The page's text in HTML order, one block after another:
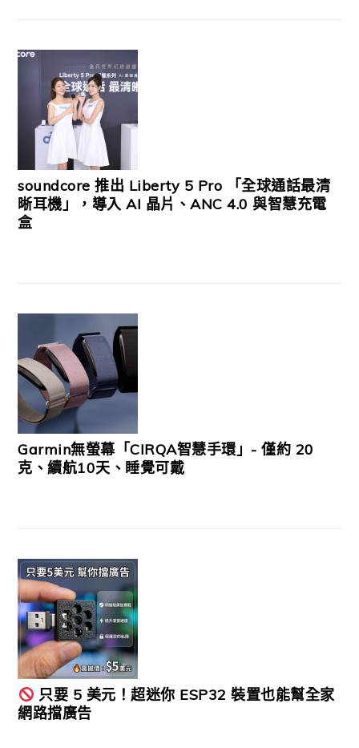
soundcore 推出 Liberty 5 Pro 「全球通話最清
晰耳機」，導入 AI 晶片、ANC 4.0 與智慧充電
盒
Garmin無螢幕「CIRQA智慧手環」- 僅約 20
克、續航10天、睡覺可戴
只要 5 美元！超迷你 ESP32 裝置也能幫全家
網路擋廣告